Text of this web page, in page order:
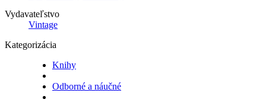
Vydavateľstvo
Vintage
Kategorizácia
Knihy
Odborné a náučné